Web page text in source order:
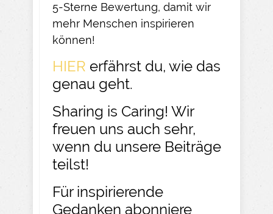
5-Sterne Bewertung, damit wir
mehr Menschen inspirieren
können!
HIER erfährst du, wie das
genau geht.
Sharing is Caring! Wir
freuen uns auch sehr,
wenn du unsere Beiträge
teilst!
Für inspirierende
Gedanken abonniere